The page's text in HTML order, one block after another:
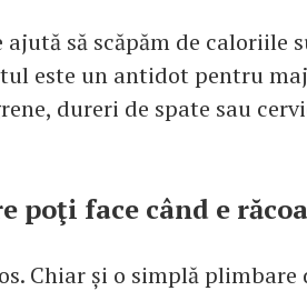
ajută să scăpăm de
este un antidot pentru
dureri de spate sau
poţi face când e
Chiar și o simplă plimbare